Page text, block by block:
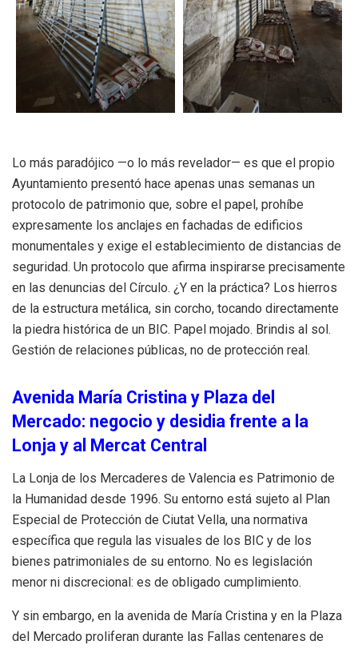
Lo más paradójico —o lo más revelador— es que el propio
Ayuntamiento presentó hace apenas unas semanas un
protocolo de patrimonio que, sobre el papel, prohíbe
expresamente los anclajes en fachadas de edificios
monumentales y exige el establecimiento de distancias de
seguridad. Un protocolo que afirma inspirarse precisamente
en las denuncias del Círculo. ¿Y en la práctica? Los hierros
de la estructura metálica, sin corcho, tocando directamente
la piedra histórica de un BIC. Papel mojado. Brindis al sol.
Gestión de relaciones públicas, no de protección real.
Avenida María Cristina y Plaza del
Mercado: negocio y desidia frente a la
Lonja y al Mercat Central
La Lonja de los Mercaderes de Valencia es Patrimonio de
la Humanidad desde 1996. Su entorno está sujeto al Plan
Especial de Protección de Ciutat Vella, una normativa
específica que regula las visuales de los BIC y de los
bienes patrimoniales de su entorno. No es legislación
menor ni discrecional: es de obligado cumplimiento.
Y sin embargo, en la avenida de María Cristina y en la Plaza
del Mercado proliferan durante las Fallas centenares de